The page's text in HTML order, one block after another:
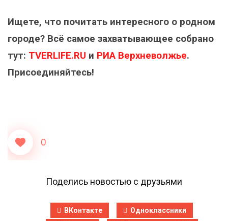
Ищете, что почитать интересного о родном
городе? Всё самое захватывающее собрано
тут: TVERLIFE.RU и РИА Верхневолжье.
Присоединяйтесь!
0
Поделись новостью с друзьями
ВКонтакте
Одноклассники